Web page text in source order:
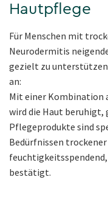
Hautpflege
Für Menschen mit
Neurodermitis
gezielt zu
an:
Mit einer Kombination
wird die Haut
Pflegeprodukte sind
Bedürfnissen
bestätigt.